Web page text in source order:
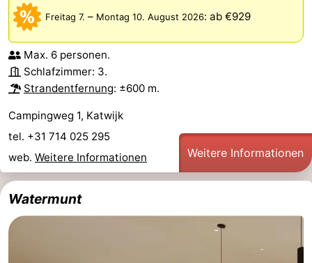
Freitag 7. – Montag 10. August 2026: ab €929
Max. 6 personen.
Schlafzimmer: 3.
Strandentfernung: ±600 m.
Campingweg 1, Katwijk
tel. +31 714 025 295
web. Weitere Informationen Weitere Informationen
Watermunt